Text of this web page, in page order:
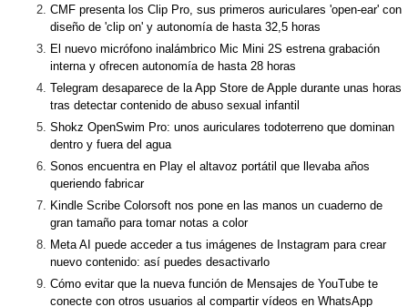
CMF presenta los Clip Pro, sus primeros auriculares 'open-ear' con
diseño de 'clip on' y autonomía de hasta 32,5 horas
El nuevo micrófono inalámbrico Mic Mini 2S estrena grabación
interna y ofrecen autonomía de hasta 28 horas
Telegram desaparece de la App Store de Apple durante unas horas
tras detectar contenido de abuso sexual infantil
Shokz OpenSwim Pro: unos auriculares todoterreno que dominan
dentro y fuera del agua
Sonos encuentra en Play el altavoz portátil que llevaba años
queriendo fabricar
Kindle Scribe Colorsoft nos pone en las manos un cuaderno de
gran tamaño para tomar notas a color
Meta AI puede acceder a tus imágenes de Instagram para crear
nuevo contenido: así puedes desactivarlo
Cómo evitar que la nueva función de Mensajes de YouTube te
conecte con otros usuarios al compartir vídeos en WhatsApp